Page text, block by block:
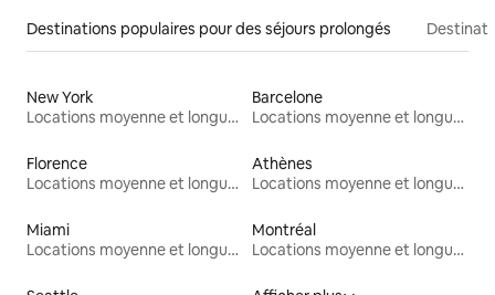
Destinations populaires pour des séjours prolongés
New York
Locations moyenne et longue durée
Barcelone
Locations moyenne et longue durée
Florence
Locations moyenne et longue durée
Athènes
Locations moyenne et longue durée
Miami
Locations moyenne et longue durée
Montréal
Locations moyenne et longue durée